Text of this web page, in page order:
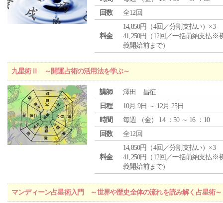
回数
全12回
料金
14,850円（4回／分割支払い）×3
41,250円（12回／一括前納支払※
義開始前まで）
九星術Ⅱ ～開運占術の活用法を学ぶ～
講師
澤田 昌征
日程
10月 9日 ～ 12月 25日
時間
毎週 （金） 14 ：50 ～ 16 ：10
回数
全12回
料金
14,850円（4回／分割支払い）×3
41,250円（12回／一括前納支払※
義開始前まで）
マンディーン占星術入門 ～世界や歴史全体の流れを読み解く占星術～